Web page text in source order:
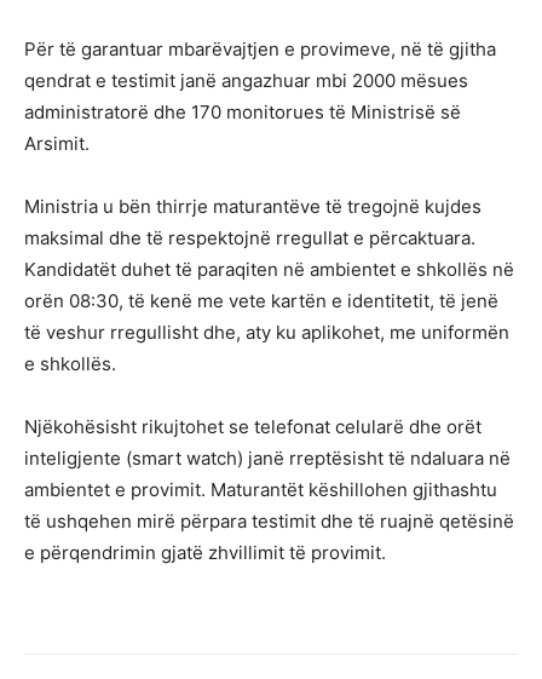
Për të garantuar mbarëvajtjen e provimeve, në të gjitha
qendrat e testimit janë angazhuar mbi 2000 mësues
administratorë dhe 170 monitorues të Ministrisë së
Arsimit.
Ministria u bën thirrje maturantëve të tregojnë kujdes
maksimal dhe të respektojnë rregullat e përcaktuara.
Kandidatët duhet të paraqiten në ambientet e shkollës në
orën 08:30, të kenë me vete kartën e identitetit, të jenë
të veshur rregullisht dhe, aty ku aplikohet, me uniformën
e shkollës.
Njëkohësisht rikujtohet se telefonat celularë dhe orët
inteligjente (smart watch) janë rreptësisht të ndaluara në
ambientet e provimit. Maturantët këshillohen gjithashtu
të ushqehen mirë përpara testimit dhe të ruajnë qetësinë
e përqendrimin gjatë zhvillimit të provimit.